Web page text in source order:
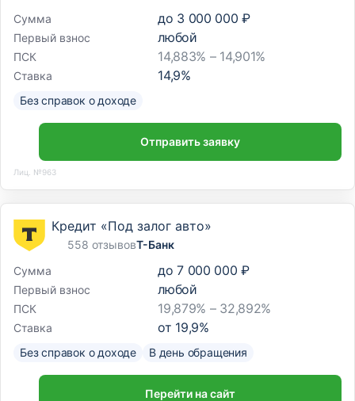
Сумма
до 3 000 000 ₽
Первый взнос любой
ПСК 14,883% – 14,901%
Ставка 14,9%
Без справок о доходе
Отправить заявку
Лиц. №963
Кредит «Под залог авто»
558 отзывовТ-Банк
Сумма
до 7 000 000 ₽
Первый взнос любой
ПСК 19,879% – 32,892%
Ставка от 19,9%
Без справок о доходе В день обращения
Перейти на сайт